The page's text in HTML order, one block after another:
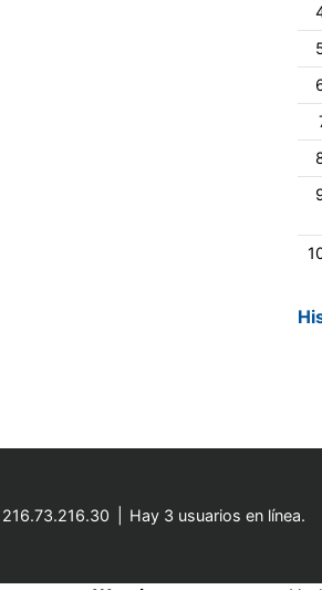
216.73.216.30 Hay 3 usuarios en línea.